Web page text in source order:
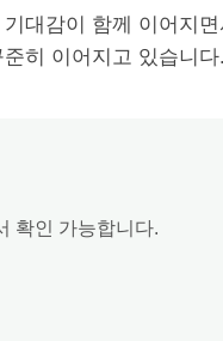
대감이 함께 이어지
히 이어지고 있습니다.
확인 가능합니다.